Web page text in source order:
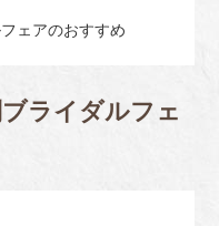
ェアのおすすめ
ライダルフェ